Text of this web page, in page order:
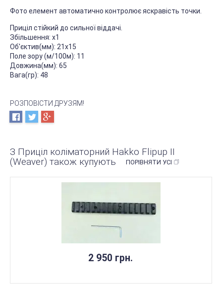
Фото елемент автоматично контролює яскравість точки.
Приціл стійкий до сильної віддачі.
Збільшення: х1
Об'єктив(мм): 21х15
Поле зору (м/100м): 11
Довжина(мм): 65
Вага(гр): 48
РОЗПОВІСТИ ДРУЗЯМ!
З Приціл коліматорний Hakko Flipup II
(Weaver) також купують
ПОРІВНЯТИ УСІ
2 950 грн.